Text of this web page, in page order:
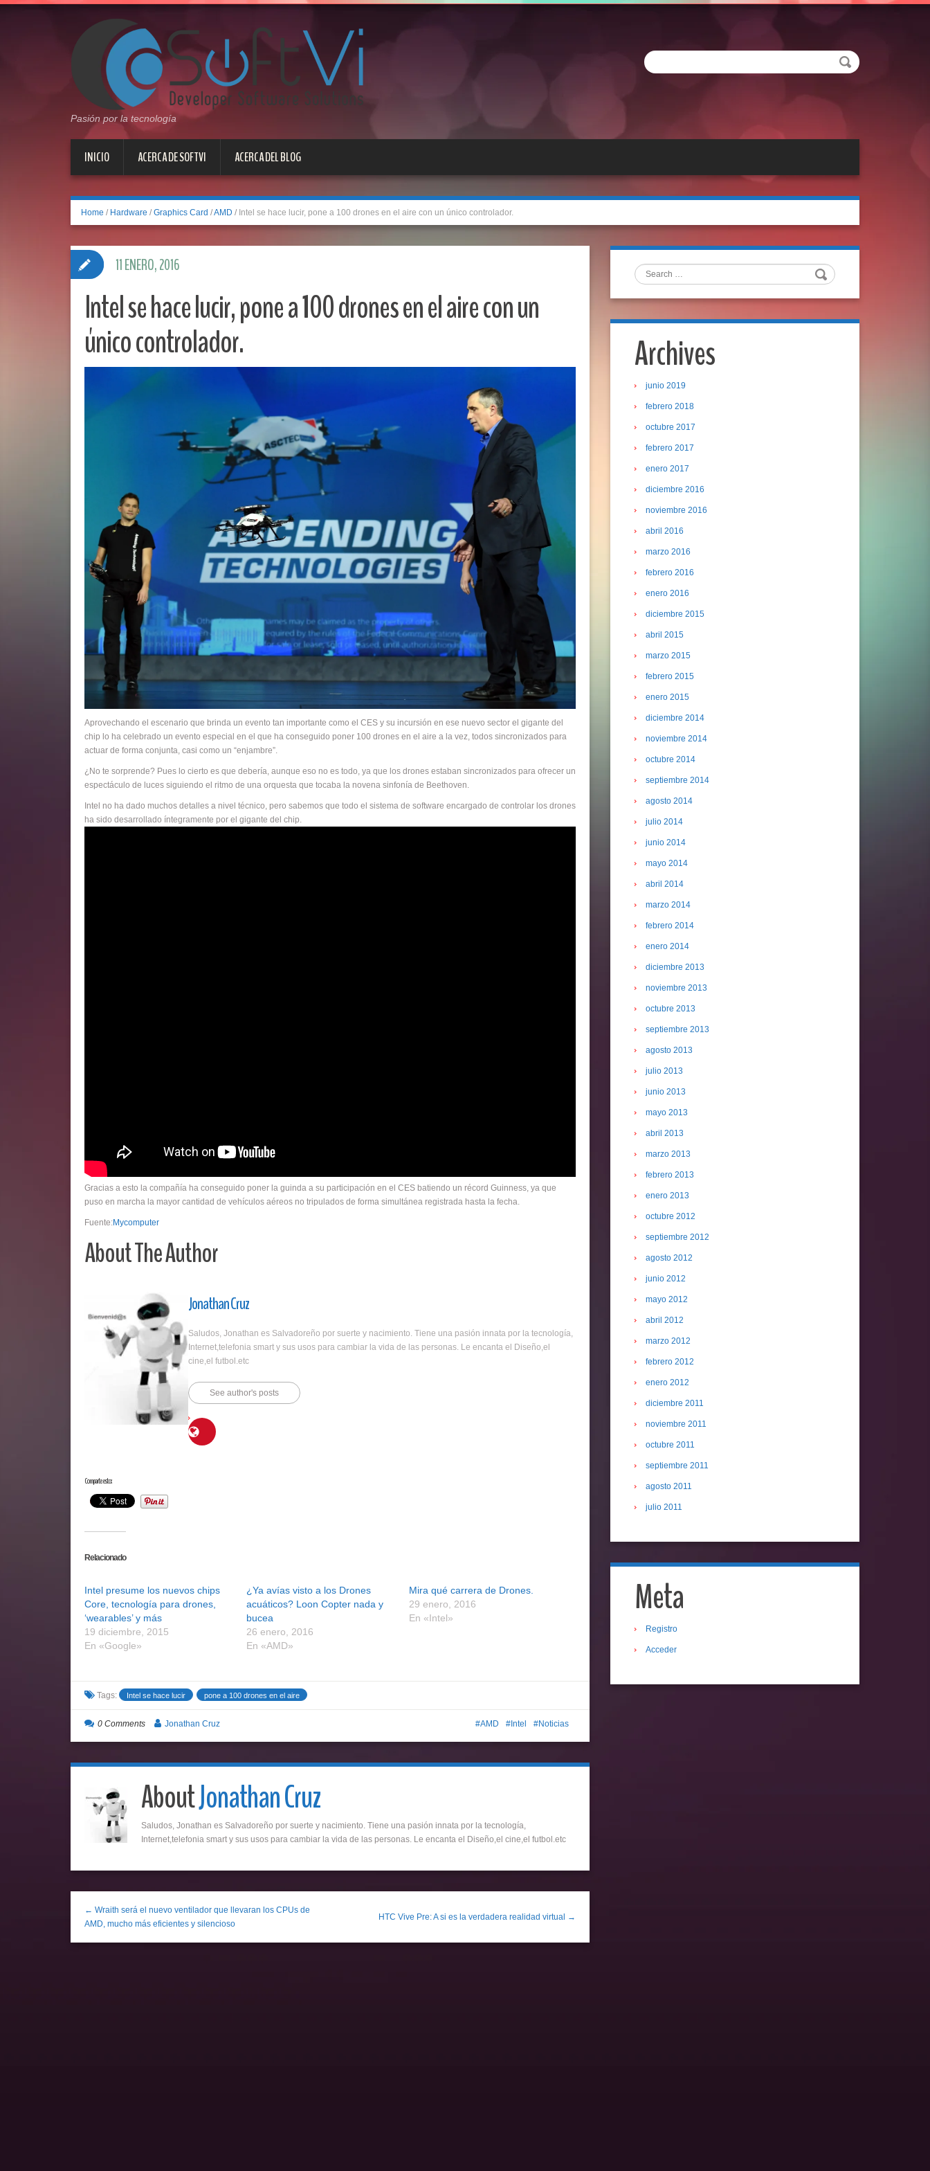
Pasión por la tecnología
INICIO ACERCA DE SOFTVI ACERCA DEL BLOG
Home / Hardware / Graphics Card /AMD / Intel se hace lucir, pone a 100 drones en el aire con un único controlador.
Intel se hace lucir, pone a 100 drones en el aire con un
único controlador.
Aprovechando el escenario que brinda un evento tan importante como el CES y su incursión en ese nuevo sector el gigante del
chip lo ha celebrado un evento especial en el que ha conseguido poner 100 drones en el aire a la vez, todos sincronizados para
actuar de forma conjunta, casi como un “enjambre”.
¿No te sorprende? Pues lo cierto es que debería, aunque eso no es todo, ya que los drones estaban sincronizados para ofrecer un
espectáculo de luces siguiendo el ritmo de una orquesta que tocaba la novena sinfonía de Beethoven.
Intel no ha dado muchos detalles a nivel técnico, pero sabemos que todo el sistema de software encargado de controlar los drones
ha sido desarrollado íntegramente por el gigante del chip.
Gracias a esto la compañía ha conseguido poner la guinda a su participación en el CES batiendo un récord Guinness, ya que
puso en marcha la mayor cantidad de vehículos aéreos no tripulados de forma simultánea registrada hasta la fecha.
Fuente:Mycomputer
About The Author
Jonathan Cruz
Saludos, Jonathan es Salvadoreño por suerte y nacimiento. Tiene una pasión innata por la tecnología,
Internet,telefonia smart y sus usos para cambiar la vida de las personas. Le encanta el Diseño,el
cine,el futbol.etc
See author's posts
Comparte esto:
Relacionado
Intel presume los nuevos chips
Core, tecnología para drones,
‘wearables’ y más
19 diciembre, 2015
En «Google»
¿Ya avías visto a los Drones
acuáticos? Loon Copter nada y
bucea
26 enero, 2016
En «AMD»
Mira qué carrera de Drones.
29 enero, 2016
En «Intel»
Tags: Intel se hace lucir pone a 100 drones en el aire
11 ENERO, 2016
AMD Intel Noticias
0 Comments Jonathan Cruz
AboutJonathan Cruz
Saludos, Jonathan es Salvadoreño por suerte y nacimiento. Tiene una pasión innata por la tecnología,
Internet,telefonia smart y sus usos para cambiar la vida de las personas. Le encanta el Diseño,el cine,el futbol.etc
← Wraith será el nuevo ventilador que llevaran los CPUs de
AMD, mucho más eficientes y silencioso
HTC Vive Pre: A si es la verdadera realidad virtual →
Search
Archives
junio 2019
febrero 2018
octubre 2017
febrero 2017
enero 2017
diciembre 2016
noviembre 2016
abril 2016
marzo 2016
febrero 2016
enero 2016
diciembre 2015
abril 2015
marzo 2015
febrero 2015
enero 2015
diciembre 2014
noviembre 2014
octubre 2014
septiembre 2014
agosto 2014
julio 2014
junio 2014
mayo 2014
abril 2014
marzo 2014
febrero 2014
enero 2014
diciembre 2013
noviembre 2013
octubre 2013
septiembre 2013
agosto 2013
julio 2013
junio 2013
mayo 2013
abril 2013
marzo 2013
febrero 2013
enero 2013
octubre 2012
septiembre 2012
agosto 2012
junio 2012
mayo 2012
abril 2012
marzo 2012
febrero 2012
enero 2012
diciembre 2011
noviembre 2011
octubre 2011
septiembre 2011
agosto 2011
julio 2011
Meta
Registro
Acceder